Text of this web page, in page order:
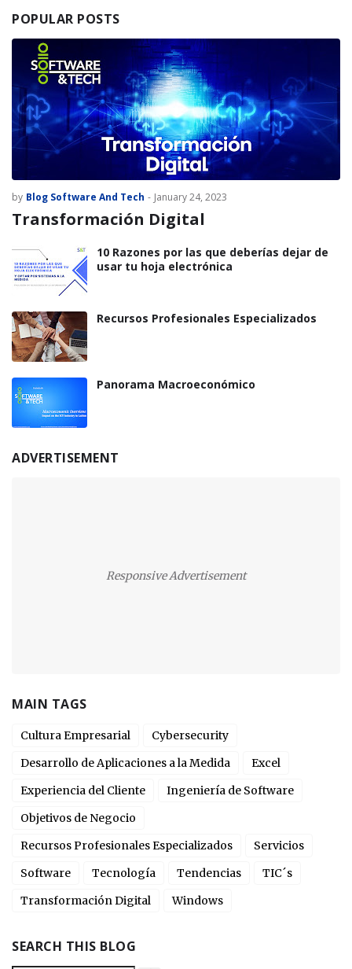
POPULAR POSTS
by Blog Software And Tech - January 24, 2023
Transformación Digital
10 Razones por las que deberías dejar de
usar tu hoja electrónica
Recursos Profesionales Especializados
Panorama Macroeconómico
ADVERTISEMENT
Responsive Advertisement
MAIN TAGS
Cultura Empresarial
Cybersecurity
Desarrollo de Aplicaciones a la Medida
Excel
Experiencia del Cliente
Ingeniería de Software
Objetivos de Negocio
Recursos Profesionales Especializados
Servicios
Software
Tecnología Tendencias
TIC´s
Transformación Digital
Windows
SEARCH THIS BLOG